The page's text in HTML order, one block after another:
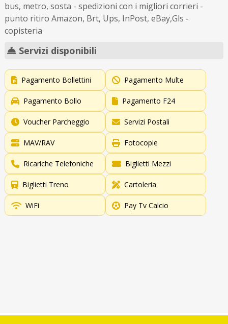
bus, metro, sosta - spedizioni con i migliori corrieri -
punto ritiro Amazon, Brt, Ups, InPost, eBay,Gls -
copisteria
Servizi disponibili
Pagamento Bollettini Pagamento Multe
Pagamento Bollo Pagamento F24
Voucher Parcheggio Servizi Postali
MAV/RAV Fotocopie
Ricariche Telefoniche Biglietti Mezzi
Biglietti Treno Cartoleria
WiFi Pay Tv Calcio